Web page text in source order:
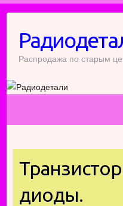
содержимому
Распродажа по старым
диоды.